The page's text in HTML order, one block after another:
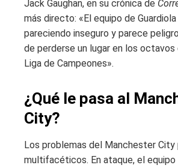
Jack Gaughan, en su crónica de
más directo: «El equipo de Guardiola
pareciendo inseguro y parece
de perderse un lugar en los octavos
Liga de Campeones».
¿Qué le pasa al
City?
Los problemas del Manchester City
multifacéticos. En ataque, el